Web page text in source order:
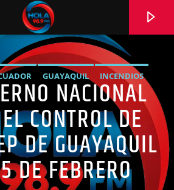
RADIO HOLA
0:00
GUAYAQUIL
INCENDIOS
NOTICIAS
SEGURA EP
SEGURIDAD
NACIONAL
CONTROL DE
DE GUAYAQUIL
DE FEBRERO